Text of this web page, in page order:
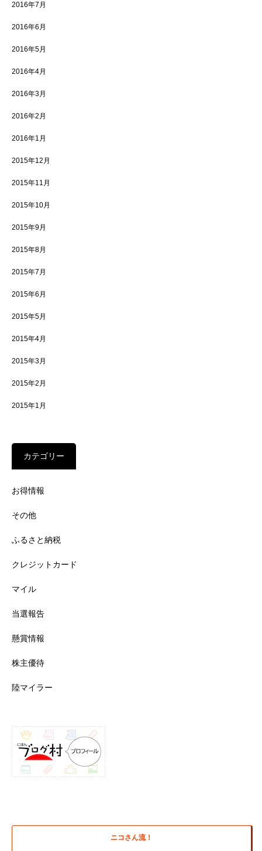
2016年7月
2016年6月
2016年5月
2016年4月
2016年3月
2016年2月
2016年1月
2015年12月
2015年11月
2015年10月
2015年9月
2015年8月
2015年7月
2015年6月
2015年5月
2015年4月
2015年3月
2015年2月
2015年1月
カテゴリー
お得情報
その他
ふるさと納税
クレジットカード
マイル
当選報告
懸賞情報
株主優待
陸マイラー
ニコさん流！